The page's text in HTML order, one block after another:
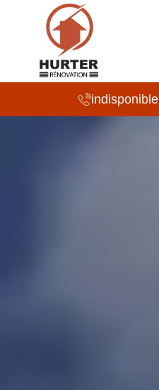
indisponible